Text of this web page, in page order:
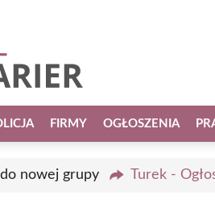
FIRMY OGŁOSZENIA
do nowej grupy Turek -